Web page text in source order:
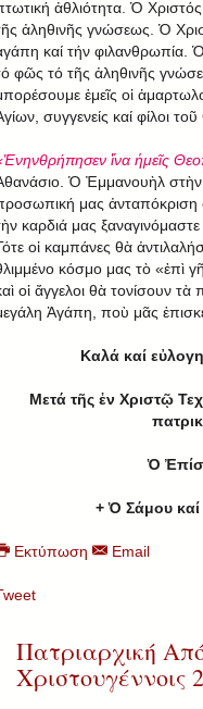
ἀθλιότητα. Ὁ
ἀληθινῆς γνώσεως. Ὁ
καί τήν φιλανθρωπία.
φῶς τό τῆς ἀληθινῆς
ἑμεῖς οἱ
συγγενείς καί φίλοι τοῦ
ἵνα ἡμεῖς
Ὁ Ἐμμανουὴλ στὴν
μας ἀνταπόκριση
καρδιά μας
οἱ καμπάνες θὰ
κόσμο μας τὸ «ἐπὶ
οἱ ἄγγελοι θὰ τονίσουν
Ἀγάπη, ποὺ μᾶς
Καλά καί
Μετά τῆς ἐν Χριστῷ
Ὁ
+ Ὁ Σάμου καί
Εκτύπωση Email
Πατριαρχική
Χριστουγέννοις